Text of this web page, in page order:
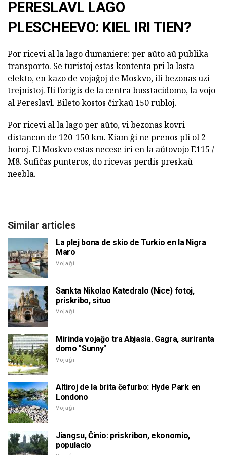
PERESLAVL LAGO
PLESCHEEVO: KIEL IRI TIEN?
Por ricevi al la lago dumaniere: per aŭto aŭ publika
transporto. Se turistoj estas kontenta pri la lasta
elekto, en kazo de vojaĝoj de Moskvo, ili bezonas uzi
trejnistoj. Ili forigis de la centra busstacidomo, la vojo
al Pereslavl. Bileto kostos ĉirkaŭ 150 rubloj.
Por ricevi al la lago per aŭto, vi bezonas kovri
distancon de 120-150 km. Kiam ĝi ne prenos pli ol 2
horoj. El Moskvo estas necese iri en la aŭtovojo E115 /
M8. Sufiĉas punteros, do ricevas perdis preskaŭ
neebla.
Similar articles
La plej bona de skio de Turkio en la Nigra
Maro
Vojaĝi
Sankta Nikolao Katedralo (Nice) fotoj,
priskribo, situo
Vojaĝi
Mirinda vojaĝo tra Abjasia. Gagra, suriranta
domo "Sunny"
Vojaĝi
Altiroj de la brita ĉefurbo: Hyde Park en
Londono
Vojaĝi
Jiangsu, Ĉinio: priskribon, ekonomio,
populacio